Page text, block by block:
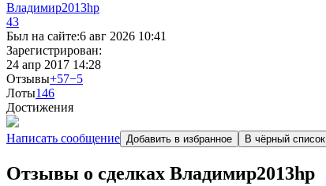
Владимир2013hp
43
Был на сайте:6 авг 2026 10:41
Зарегистрирован:
24 апр 2017 14:28
Отзывы+57−5
Лоты146
Достижения
Написать сообщение Добавить в избранное В чёрный список
Отзывы о сделках Владимир2013hp